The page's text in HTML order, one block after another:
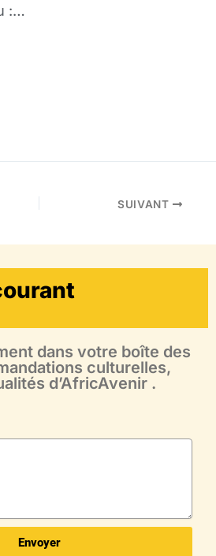
:…
SUIVANT
dans votre boîte des
culturelles,
d’AfricAvenir .
Envoyer